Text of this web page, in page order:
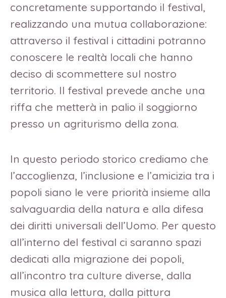
concretamente supportando il festival,
realizzando una mutua collaborazione:
attraverso il festival i cittadini potranno
conoscere le realtà locali che hanno
deciso di scommettere sul nostro
territorio. Il festival prevede anche una
riffa che metterà in palio il soggiorno
presso un agriturismo della zona.
In questo periodo storico crediamo che
l’accoglienza, l’inclusione e l’amicizia tra i
popoli siano le vere priorità insieme alla
salvaguardia della natura e alla difesa
dei diritti universali dell’Uomo. Per questo
all’interno del festival ci saranno spazi
dedicati alla migrazione dei popoli,
all’incontro tra culture diverse, dalla
musica alla lettura, dalla pittura